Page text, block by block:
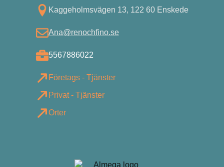
Kagg eholmsvägen 13, 122 60 Enskede
Ana@renochfino.se
5567886022
Företags - Tjänster
Privat - Tjänster
Orter